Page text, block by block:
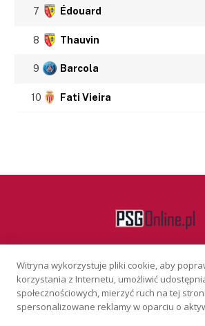
7 Édouard
8 Thauvin
9 Barcola
10 Fati Vieira
Facebook
KONTAKT REKLAMA POLITYKA
Witryna wykorzystuje pliki cookie, aby
korzystania z Internetu, umożliwić
społecznościowych, mierzyć ruch na tej
spersonalizowane reklamy w oparciu o